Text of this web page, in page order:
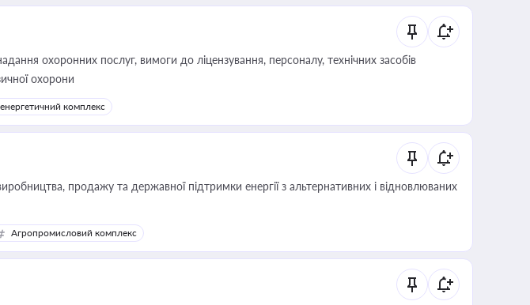
охоронних послуг, вимоги до ліцензування, персоналу, технічних засобів
охорони
комплекс
продажу та державної підтримки енергії з альтернативних і відновлюваних
Агропромисловий комплекс